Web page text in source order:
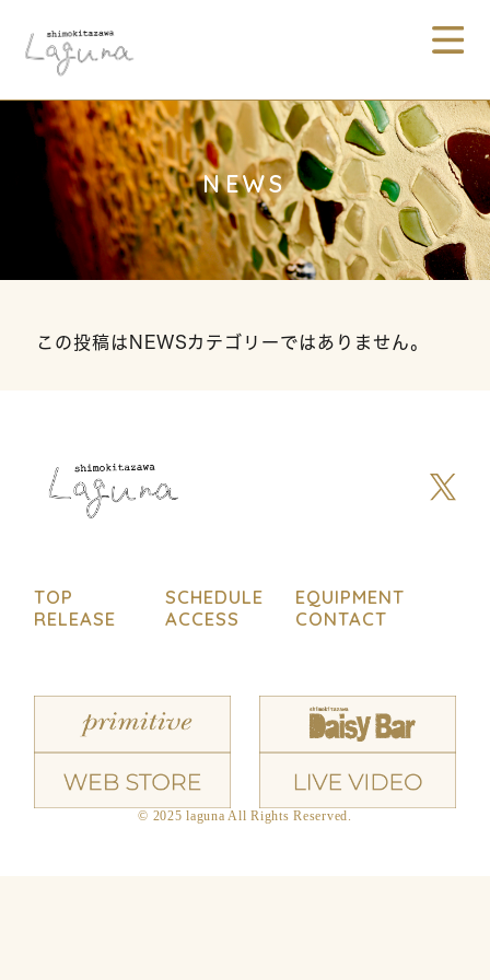
NEWS
この投稿はNEWSカテゴリーではありません。
TOP SCHEDULE
EQUIPMENT
RELEASE
ACCESS CONTACT
© 2025 laguna All Rights Reserved.